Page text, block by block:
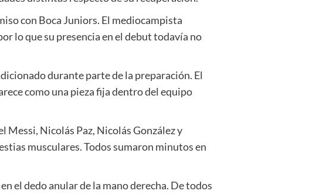
con Boca Juniors. El mediocampista
lo que su presencia en el debut todavía no
durante parte de la preparación. El
como una pieza fija dentro del equipo
Nicolás Paz, Nicolás González y
musculares. Todos sumaron minutos en
el dedo anular de la mano derecha. De todos